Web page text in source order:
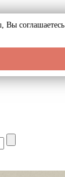
Вы